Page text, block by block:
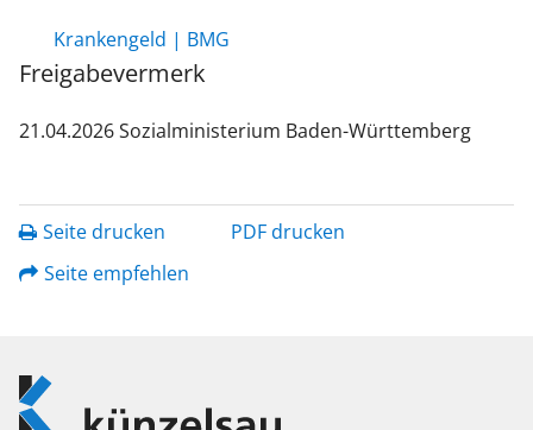
Krankengeld | BMG
Freigabevermerk
21.04.2026 Sozialministerium Baden-Württemberg
Seite drucken
PDF drucken
Seite empfehlen
Logo
Künzelsau